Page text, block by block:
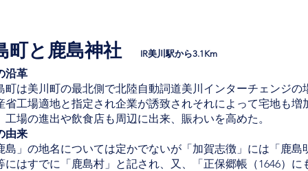
町と鹿島神社 IR美川駅から3.1Km
沿革
は美川町の最北側で北陸自動詞道美川インターチェンジの
省工場適地と指定され企業が誘致されそれによって宅地も
工場の進出や飲食店も周辺に出来、賑わいを高めた。
由来
」の地名については定かでないが「加賀志徴」には「鹿島
にはすでに「鹿島村」と記され、又、「正保郷帳（1646）